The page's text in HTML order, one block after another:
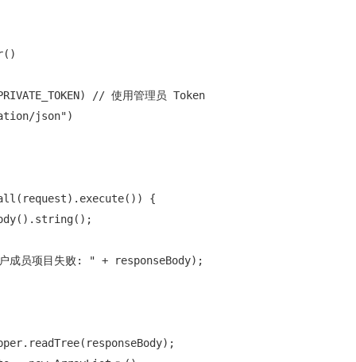
// 使用管理员 Token
json")
{
员项目失败: " + responseBody);